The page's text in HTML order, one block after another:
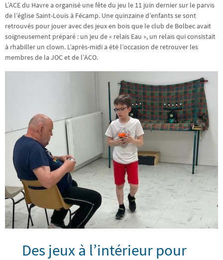
L’ACE du Havre a organisé une fête du jeu le 11 juin dernier sur le parvis
de l’église Saint-Louis à Fécamp. Une quinzaine d’enfants se sont
retrouvés pour jouer avec des jeux en bois que le club de Bolbec avait
soigneusement préparé : un jeu de « relais Eau », un relais qui consistait
à rhabiller un clown. L’après-midi a été l’occasion de retrouver les
membres de la JOC et de l’ACO.
Des jeux à l’intérieur pour